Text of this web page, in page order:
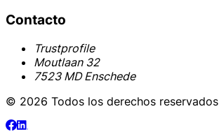
Contacto
Trustprofile
Moutlaan 32
7523 MD Enschede
© 2026 Todos los derechos reservados